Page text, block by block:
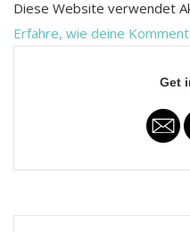
Diese Website verwendet
Erfahre, wie deine
Get